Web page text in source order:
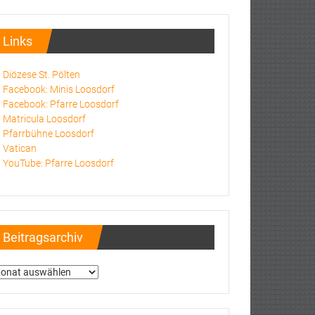
Links
Diözese St. Pölten
Facebook: Minis Loosdorf
Facebook: Pfarre Loosdorf
Matricula Loosdorf
Pfarrbühne Loosdorf
Vatican
YouTube: Pfarre Loosdorf
Beitragsarchiv